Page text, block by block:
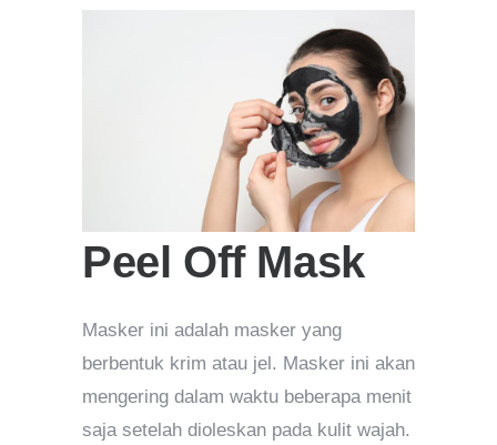
Peel Off Mask
Masker ini adalah masker yang
berbentuk krim atau jel. Masker ini akan
mengering dalam waktu beberapa menit
saja setelah dioleskan pada kulit wajah.